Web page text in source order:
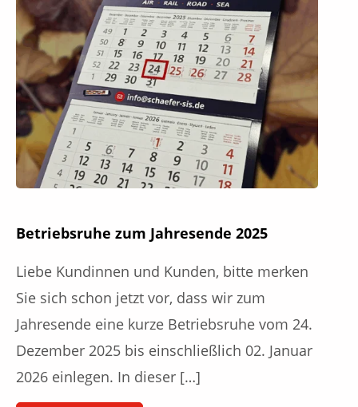
Betriebsruhe zum Jahresende 2025
Liebe Kundinnen und Kunden, bitte merken
Sie sich schon jetzt vor, dass wir zum
Jahresende eine kurze Betriebsruhe vom 24.
Dezember 2025 bis einschließlich 02. Januar
2026 einlegen. In dieser […]